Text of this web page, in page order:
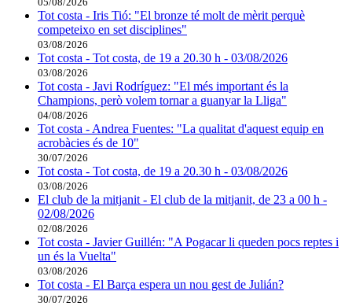
Tot costa - Iris Tió: "El bronze té molt de mèrit perquè
competeixo en set disciplines"
03/08/2026
Tot costa - Tot costa, de 19 a 20.30 h - 03/08/2026
03/08/2026
Tot costa - Javi Rodríguez: "El més important és la
Champions, però volem tornar a guanyar la Lliga"
04/08/2026
Tot costa - Andrea Fuentes: "La qualitat d'aquest equip en
acrobàcies és de 10"
30/07/2026
Tot costa - Tot costa, de 19 a 20.30 h - 03/08/2026
03/08/2026
El club de la mitjanit - El club de la mitjanit, de 23 a 00 h -
02/08/2026
02/08/2026
Tot costa - Javier Guillén: "A Pogacar li queden pocs reptes i
un és la Vuelta"
03/08/2026
Tot costa - El Barça espera un nou gest de Julián?
30/07/2026